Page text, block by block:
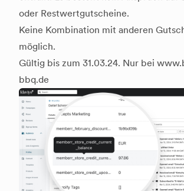
oder Restwertgutscheine.
Keine Kombination mit anderen
möglich.
Gültig bis zum 31.03.24. Nur bei
bbq.de